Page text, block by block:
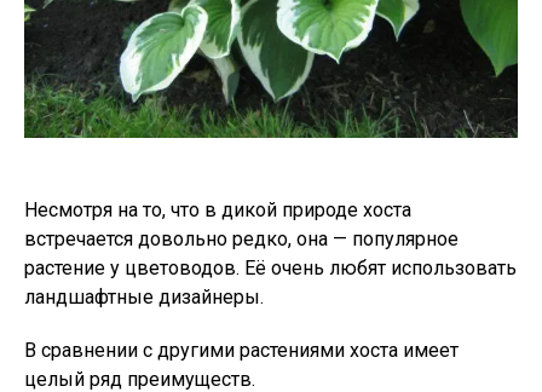
Несмотря на то, что в дикой природе хоста
встречается довольно редко, она — популярное
растение у цветоводов. Её очень любят использовать
ландшафтные дизайнеры.
В сравнении с другими растениями хоста имеет
целый ряд преимуществ.